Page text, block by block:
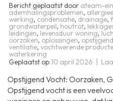
Bericht geplaatst door ateam-
ademhalingsproblemen,
werking, condensatie, drainage,
grondwaterpeil, houtrot,
leidingen, levensduur woning,
oorzaken, oplossingen,
ventilatie, vochtwerende
waterkering
Geplaatst op 10 april 2026
Opstijgend Vocht: Oorzaken,
Opstijgend vocht is een